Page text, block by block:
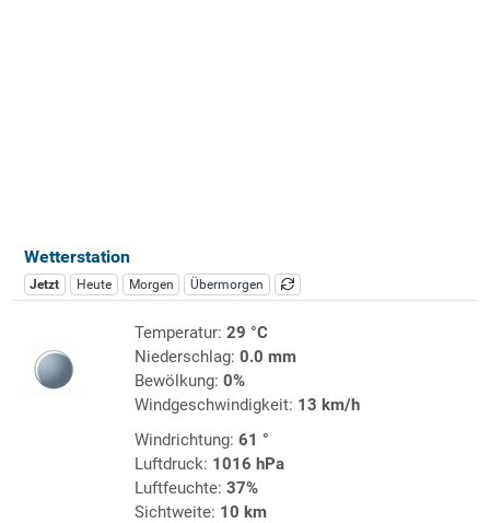
Wetterstation
Jetzt Heute Morgen Übermorgen
Temperatur: 29 °C
Niederschlag: 0.0 mm
Bewölkung: 0%
Windgeschwindigkeit: 13 km/h
Windrichtung: 61 °
Luftdruck: 1016 hPa
Luftfeuchte: 37%
Sichtweite: 10 km